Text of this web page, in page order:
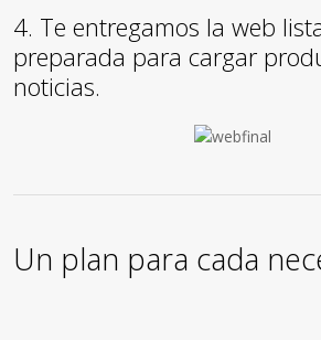
4. Te entregamos la web
preparada para cargar
noticias.
Un plan para cada